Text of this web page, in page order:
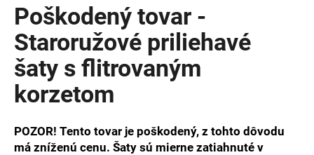
produktu
je
0,0
z
5
hviezdičiek.
Poškodený tovar -
Staroružové priliehavé
šaty s flitrovaným
korzetom
POZOR! Tento tovar je poškodený, z tohto dôvodu
má zníženú cenu. Šaty sú mierne zatiahnuté v